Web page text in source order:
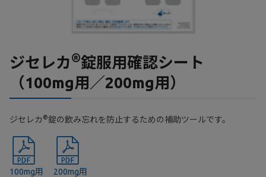
ジセレカ®錠服用確認シート
（100mg用／200mg用）
ジセレカ ®錠の飲み忘れを防止するための補助ツールです。
100mg用 200mg用